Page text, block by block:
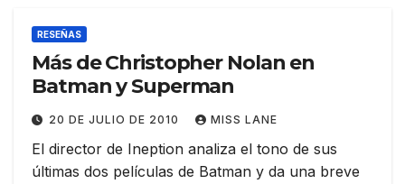
RESEÑAS
Más de Christopher Nolan en
Batman y Superman
20 DE JULIO DE 2010 MISS LANE
El director de Ineption analiza el tono de sus
últimas dos películas de Batman y da una breve